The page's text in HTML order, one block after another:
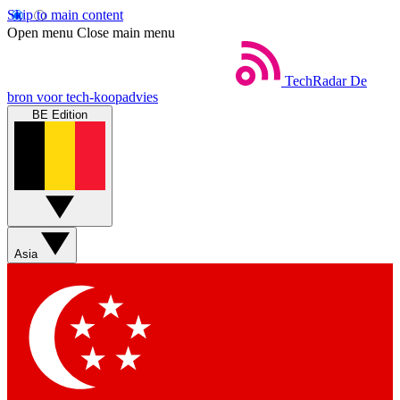
Skip to main content
Open menu Close main menu
TechRadar De
bron voor tech-koopadvies
BE Edition
Asia